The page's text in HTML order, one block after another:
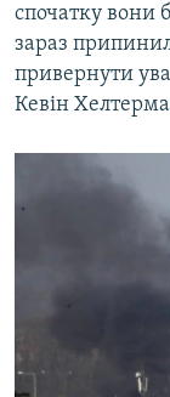
спочатку вони
зараз
привернути
Кевін